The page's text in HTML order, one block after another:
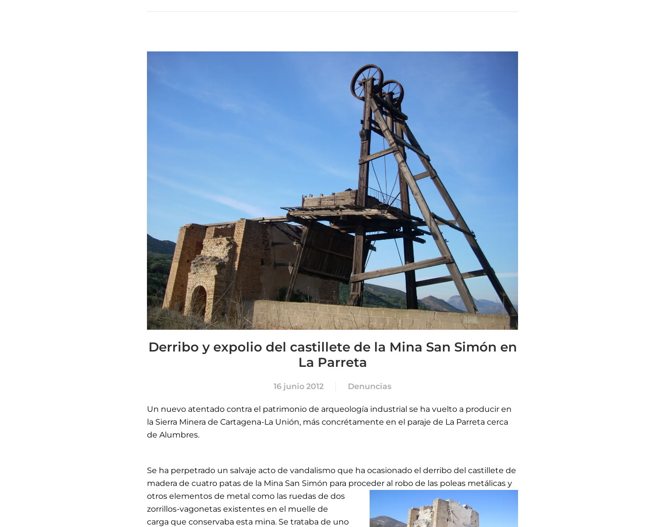
Derribo y expolio del castillete de la Mina San Simón en
La Parreta
16 junio 2012 Denuncias
Un nuevo atentado contra el patrimonio de arqueología industrial se ha vuelto a producir en
la Sierra Minera de Cartagena-La Unión, más concrétamente en el paraje de La Parreta cerca
de Alumbres.
Se ha perpetrado un salvaje acto de vandalismo que ha ocasionado el derribo del castillete de
madera de cuatro patas de la Mina San Simón para proceder al robo de las poleas metálicas y
otros elementos de metal como las ruedas de dos
zorrillos-vagonetas existentes en el muelle de
carga que conservaba esta mina. Se trataba de uno